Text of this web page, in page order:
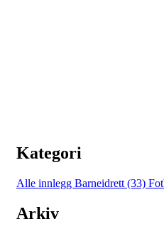
Kategori
Alle innlegg Barneidrett (33)
Arkiv